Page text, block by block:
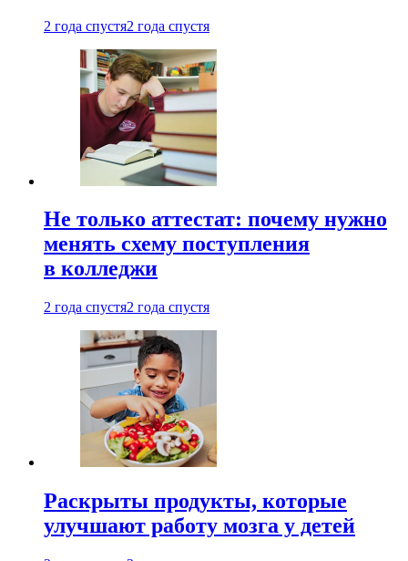
2 года спустя2 года спустя
Не только аттестат: почему нужно
менять схему поступления
в колледжи
2 года спустя2 года спустя
Раскрыты продукты, которые
улучшают работу мозга у детей